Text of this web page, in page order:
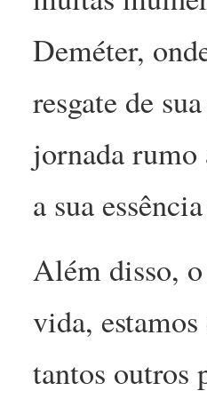
Deméter,
resgate de
jornada rumo
a sua
Além disso,
vida,
tantos outros